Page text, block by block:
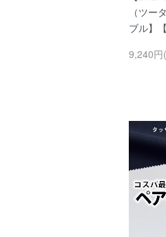
（ツー
ブル】
9,240円